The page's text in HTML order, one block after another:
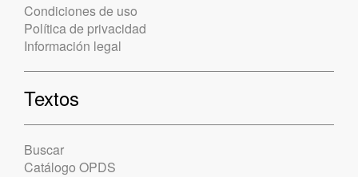
Condiciones de uso
Política de privacidad
Información legal
Textos
Buscar
Catálogo OPDS